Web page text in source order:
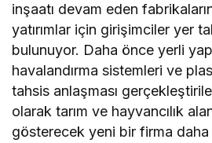
inşaatı devam eden
yatırımlar için girişimciler yer
bulunuyor. Daha önce yerli
havalandırma sistemleri ve
tahsis anlaşması
olarak tarım ve hayvancılık
gösterecek yeni bir firma daha